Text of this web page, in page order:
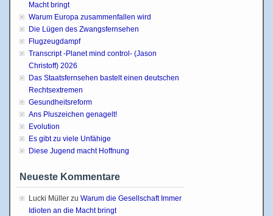
Macht bringt
Warum Europa zusammenfallen wird
Die Lügen des Zwangsfernsehen
Flugzeugdampf
Transcript -Planet mind control- (Jason
Christoff) 2026
Das Staatsfernsehen bastelt einen deutschen
Rechtsextremen
Gesundheitsreform
Ans Pluszeichen genagelt!
Evolution
Es gibt zu viele Unfähige
Diese Jugend macht Hoffnung
Neueste Kommentare
Lucki Müller zu Warum die Gesellschaft Immer
Idioten an die Macht bringt